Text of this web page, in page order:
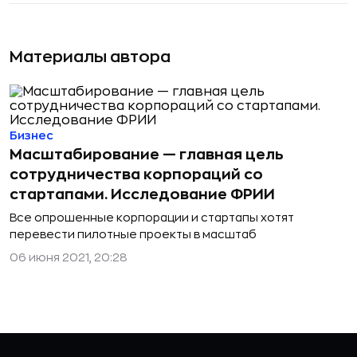
Материалы автора
Масштабирование — главная цель
сотрудничества корпораций со
стартапами. Исследование ФРИИ
Все опрошенные корпорации и стартапы хотят
перевести пилотные проекты в масштаб
Бизнес
06 июня 2021, 20:28